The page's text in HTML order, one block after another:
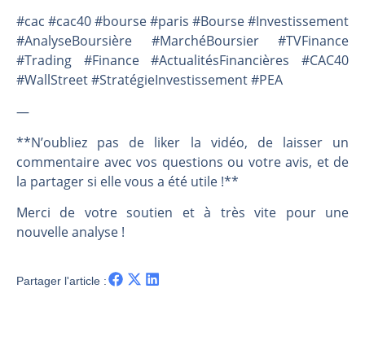
#cac #cac40 #bourse #paris #Bourse #Investissement
#AnalyseBoursière #MarchéBoursier #TVFinance
#Trading #Finance #ActualitésFinancières #CAC40
#WallStreet #StratégieInvestissement #PEA
—
**N’oubliez pas de liker la vidéo, de laisser un
commentaire avec vos questions ou votre avis, et de
la partager si elle vous a été utile !**
Merci de votre soutien et à très vite pour une
nouvelle analyse !
Partager l'article :